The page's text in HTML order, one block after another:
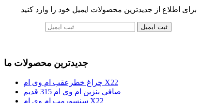
برای اطلاع از جدیدترین محصولات ایمیل خود را وارد کنید
ثبت ایمیل
جدیدترین محصولات ما
چراغ خطرعقب ام وی ام X22
صافی بنزین ام وی ام 315 قدیم
سنسورمپ ام وی ام X22